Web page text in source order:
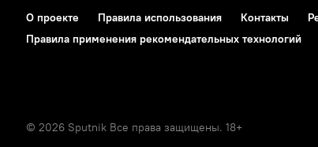
О проекте Правила использования Контакты
Правила применения рекомендательных технологий
© 2026 Sputnik Все права защищены. 18+